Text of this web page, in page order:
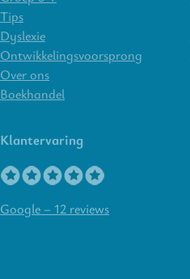
Tips
Dyslexie
Ontwikkelingsvoorsprong
Over ons
Boekhandel
Klantervaring
Google – 12 reviews